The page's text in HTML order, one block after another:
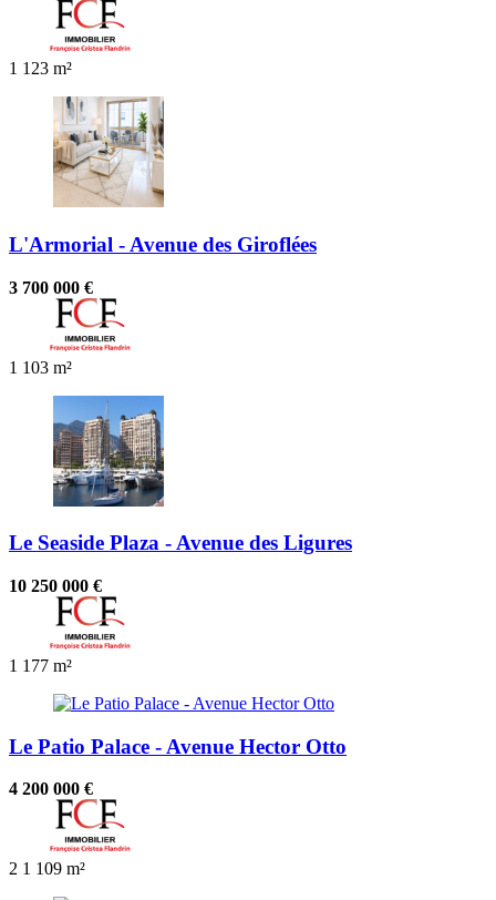
1 123 m²
L'Armorial - Avenue des Giroflées
3 700 000 €
1 103 m²
Le Seaside Plaza - Avenue des Ligures
10 250 000 €
1 177 m²
Le Patio Palace - Avenue Hector Otto
4 200 000 €
2 1 109 m²